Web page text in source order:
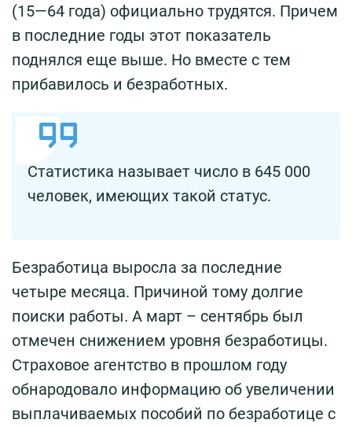
(15—64 года) официально трудятся. Причем
в последние годы этот показатель
поднялся еще выше. Но вместе с тем
прибавилось и безработных.
Статистика называет число в 645 000
человек, имеющих такой статус.
Безработица выросла за последние
четыре месяца. Причиной тому долгие
поиски работы. А март – сентябрь был
отмечен снижением уровня безработицы.
Страховое агентство в прошлом году
обнародовало информацию об увеличении
выплачиваемых пособий по безработице с